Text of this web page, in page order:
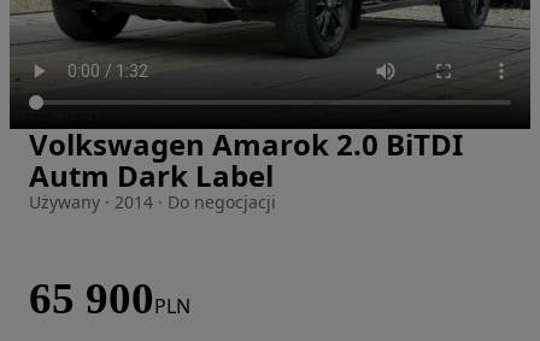
Zdjęcie 1 z 27
Volkswagen Amarok 2.0 BiTDI
Autm Dark Label
Używany · 2014 · Do negocjacji
65 900PLN